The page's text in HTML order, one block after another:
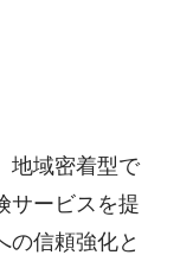
地域密着型で
サービスを提
の信頼強化と